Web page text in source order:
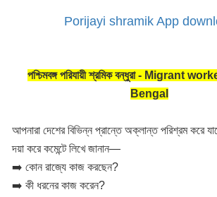
Porijayi shramik App
পশ্চিমবঙ্গ পরিযায়ী শ্রমিক বন্ধুরা - Migrant
Bengal
আপনারা দেশের বিভিন্ন প্রান্তে অক্লান্ত পরিশ্রম করে
দয়া করে কমেন্টে লিখে জানান—
➡️ কোন রাজ্যে কাজ করছেন?
➡️ কী ধরনের কাজ করেন?